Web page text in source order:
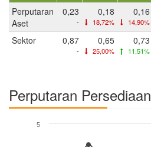
Perputaran
Aset
0,23
-
0,18
18,72%
0,16
14,90%
Sektor 0,87
-
0,65
25,00%
0,73
11,51%
Perputaran Persediaan
5